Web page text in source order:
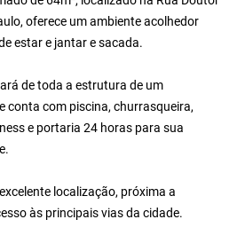
oferece um ambiente acolhedor
estar e jantar e sacada.
de toda a estrutura de um
conta com piscina, churrasqueira,
e portaria 24 horas para sua
localização, próxima a
às principais vias da cidade.